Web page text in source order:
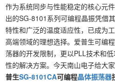
作为系统同步与性能稳定的核心元
出的SG-8101系列可编程晶振凭借
特性和广泛的温度适应性，已成为
高端领域的理想选择。爱普生可编
荡器的开发限制，更以PLL技术和
性的解决方案。今天南山电子给大
普生SG-8101CA可编程晶体振荡器